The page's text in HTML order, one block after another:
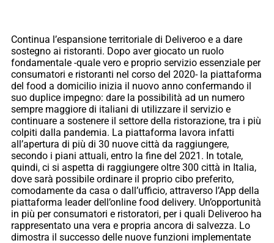
Continua l’espansione territoriale di Deliveroo e a dare
sostegno ai ristoranti. Dopo aver giocato un ruolo
fondamentale -quale vero e proprio servizio essenziale per
consumatori e ristoranti nel corso del 2020- la piattaforma
del food a domicilio inizia il nuovo anno confermando il
suo duplice impegno: dare la possibilità ad un numero
sempre maggiore di italiani di utilizzare il servizio e
continuare a sostenere il settore della ristorazione, tra i più
colpiti dalla pandemia. La piattaforma lavora infatti
all’apertura di più di 30 nuove città da raggiungere,
secondo i piani attuali, entro la fine del 2021. In totale,
quindi, ci si aspetta di raggiungere oltre 300 città in Italia,
dove sarà possibile ordinare il proprio cibo preferito,
comodamente da casa o dall’ufficio, attraverso l’App della
piattaforma leader dell’online food delivery. Un’opportunità
in più per consumatori e ristoratori, per i quali Deliveroo ha
rappresentato una vera e propria ancora di salvezza. Lo
dimostra il successo delle nuove funzioni implementate